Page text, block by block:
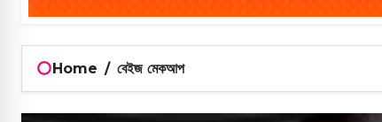
Home / বেইজ মেকআপ